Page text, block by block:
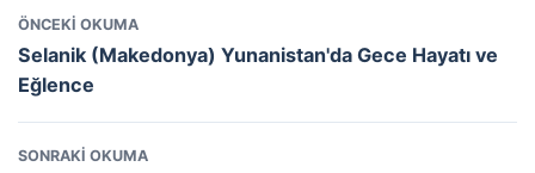
ÖNCEKI OKUMA
Selanik (Makedonya) Yunanistan'da Gece Hayatı ve
Eğlence
SONRAKI OKUMA